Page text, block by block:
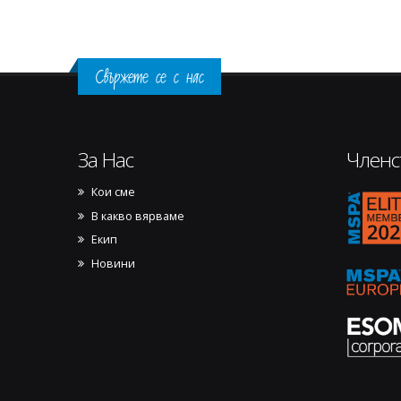
Свържете се с нас
За Нас
Кои сме
В какво вярваме
Екип
Новини